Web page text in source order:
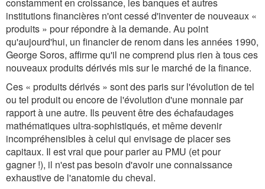
institutions financières n'ont cessé d'inventer de nouveaux «
produits » pour répondre à la demande. Au point
qu'aujourd'hui, un financier de renom dans les années 1990,
George Soros, affirme qu'il ne comprend plus rien à tous ces
nouveaux produits dérivés mis sur le marché de la finance.
Ces « produits dérivés » sont des paris sur l'évolution de tel
ou tel produit ou encore de l'évolution d'une monnaie par
rapport à une autre. Ils peuvent être des échafaudages
mathématiques ultra-sophistiqués, et même devenir
incompréhensibles à celui qui envisage de placer ses
capitaux. Il est vrai que pour parier au PMU (et pour
gagner !), il n'est pas besoin d'avoir une connaissance
exhaustive de l'anatomie du cheval.